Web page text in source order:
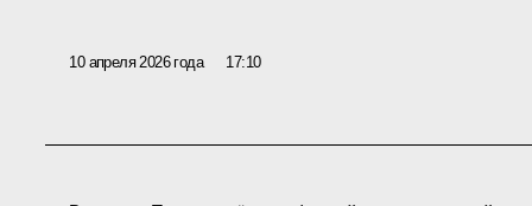
10 апреля 2026 года 17:10